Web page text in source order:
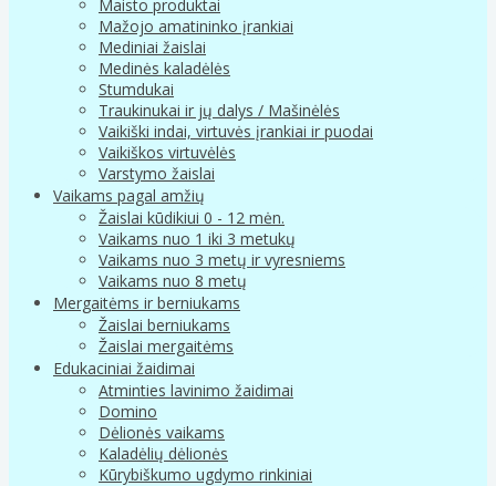
Maisto produktai
Mažojo amatininko įrankiai
Mediniai žaislai
Medinės kaladėlės
Stumdukai
Traukinukai ir jų dalys / Mašinėlės
Vaikiški indai, virtuvės įrankiai ir puodai
Vaikiškos virtuvėlės
Varstymo žaislai
Vaikams pagal amžių
Žaislai kūdikiui 0 - 12 mėn.
Vaikams nuo 1 iki 3 metukų
Vaikams nuo 3 metų ir vyresniems
Vaikams nuo 8 metų
Mergaitėms ir berniukams
Žaislai berniukams
Žaislai mergaitėms
Edukaciniai žaidimai
Atminties lavinimo žaidimai
Domino
Dėlionės vaikams
Kaladėlių dėlionės
Kūrybiškumo ugdymo rinkiniai